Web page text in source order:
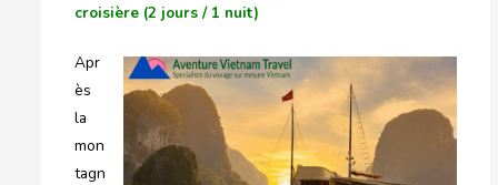
croisière (2 jours / 1 nuit)
Apr
ès
la
mon
tagn